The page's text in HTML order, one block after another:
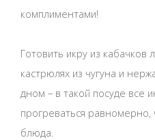
комплиментами!
Готовить икру из кабачков
кастрюлях из чугуна и
дном – в такой посуде все
прогреваться
блюда.